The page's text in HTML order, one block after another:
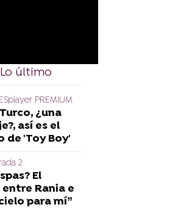
Lo último
PREMIUM
¿una
así es el
de 'Toy Boy'
2
El
Rania e
para mí”